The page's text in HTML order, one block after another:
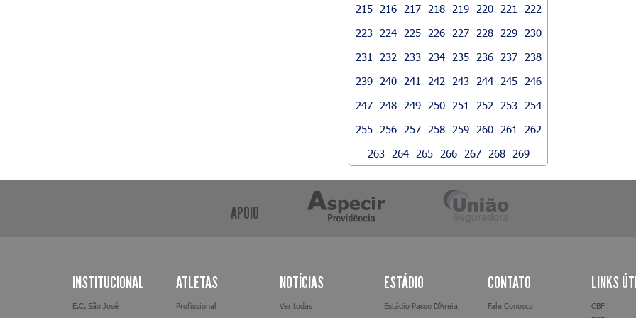
215 216 217 218 219 220 221
222
223
224 225 226 227 228 229
230
231
232 233 234 235 236 237
238
239
240 241 242 243 244 245
246
247
248 249 250 251 252 253
254
255
256 257 258 259 260 261
262
263
264 265 266 267 268 269
APOIO
INSTITUCIONAL
E.C. São José
ATLETAS
Profissional
NOTÍCIAS
Ver todas
ESTÁDIO
Estádio Passo D’Areia
CONTATO
Fale Conosco
LINKS
CBF